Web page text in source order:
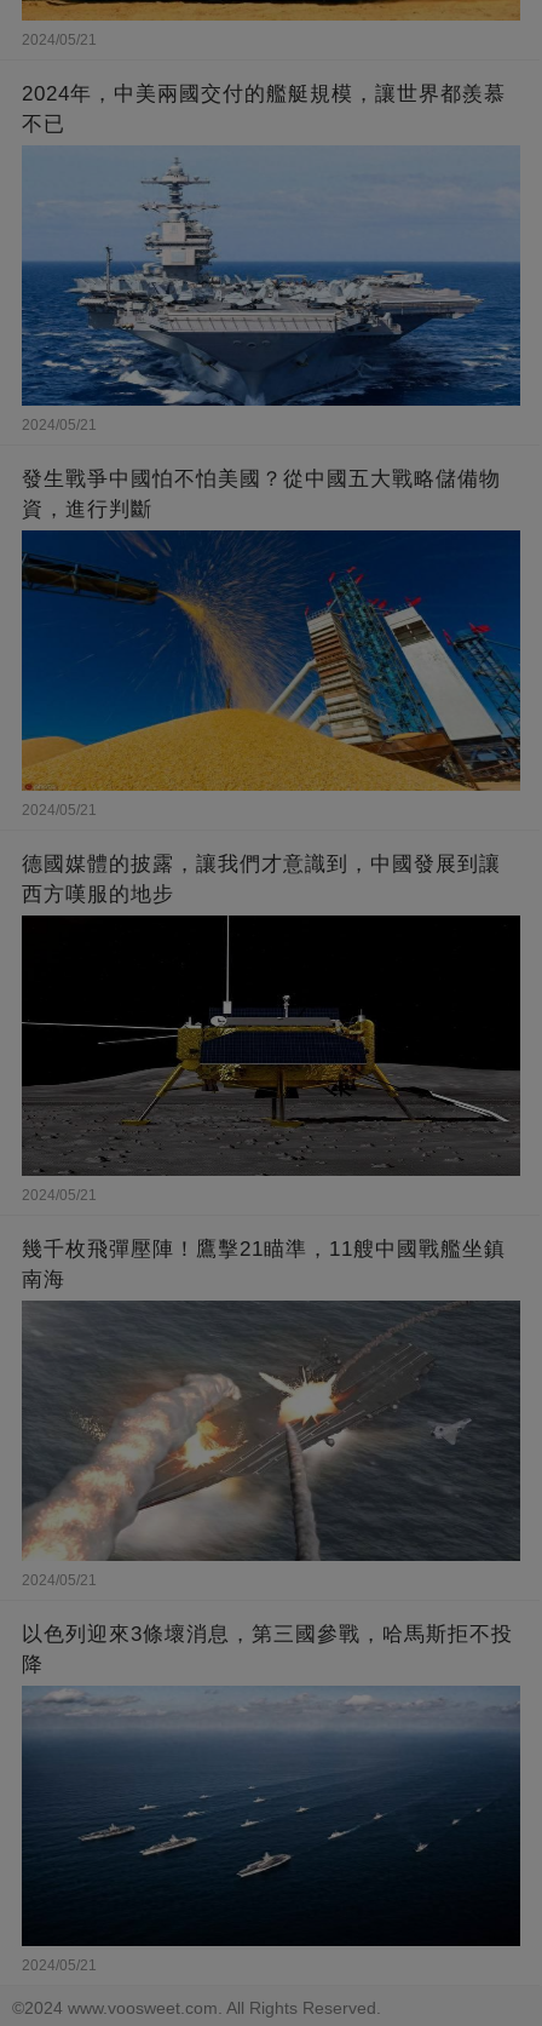
2024/05/21
2024年，中美兩國交付的艦艇規模，讓世界都羨慕
不已
2024/05/21
發生戰爭中國怕不怕美國？從中國五大戰略儲備物
資，進行判斷
2024/05/21
德國媒體的披露，讓我們才意識到，中國發展到讓
西方嘆服的地步
2024/05/21
幾千枚飛彈壓陣！鷹擊21瞄準，11艘中國戰艦坐鎮
南海
2024/05/21
以色列迎來3條壞消息，第三國參戰，哈馬斯拒不投
降
2024/05/21
©2024 www.voosweet.com. All Rights Reserved.